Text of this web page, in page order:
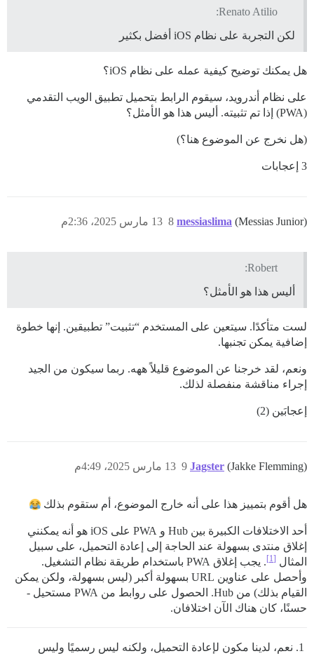
Renato Atilio:
لكن التجربة على نظام iOS أفضل بكثير
هل يمكنك توضيح كيفية عمله على نظام iOS؟
على نظام أندرويد، سيقوم الرابط بتحميل تطبيق الويب التقدمي
(PWA) إذا تم تثبيته. أليس هذا هو الأمثل؟
(هل نخرج عن الموضوع هنا؟)
3 إعجابات
messiaslima (Messias Junior) 13 مارس 2025، 2:36م 8
Robert:
أليس هذا هو الأمثل؟
لست متأكدًا. سيتعين على المستخدم “تثبيت” تطبيقين. إنها خطوة
إضافية يمكن تجنبها.
ونعم، لقد خرجنا عن الموضوع قليلاً ههه. ربما سيكون من الجيد
إجراء مناقشة منفصلة لذلك.
إعجابَين (2)
Jagster (Jakke Flemming) 13 مارس 2025، 4:49م 9
هل أقوم بتمييز هذا على أنه خارج الموضوع، أم ستقوم بذلك
أحد الاختلافات الكبيرة بين Hub و PWA على iOS هو أنه يمكنني
إغلاق منتدى بسهولة عند الحاجة إلى إعادة التحميل، على سبيل
المثال [1]
. يجب إغلاق PWA باستخدام طريقة نظام التشغيل.
وأحصل على عناوين URL بسهولة أكبر (ليس بسهولة، ولكن يمكن
القيام بذلك) من Hub. الحصول على روابط من PWA مستحيل -
حسنًا، كان هناك الآن اختلافان.
نعم، لدينا مكون لإعادة التحميل، ولكنه ليس رسميًا وليس